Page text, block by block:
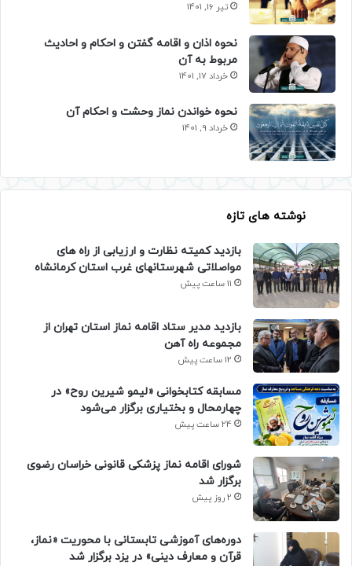
تیر 16, 1401
نحوه اذان و اقامه گفتن و احکام و احادیث
مربوط به آن
خرداد 17, 1401
نحوه خواندن نماز وحشت و احکام آن
خرداد 9, 1401
نوشته های تازه
بازدید کمیته نظارت و ارزیابی از راه های
مواصلاتی شهرستانهای غرب استان کرمانشاه
11 ساعت پیش
بازدید مدیر ستاد اقامه نماز استان تهران از
مجموعه راه آهن
12 ساعت پیش
مسابقه کتابخوانی «لیمو شیرین روح» در
چهارمحال و بختیاری برگزار می‌شود
24 ساعت پیش
شورای اقامه نماز پزشکی قانونی خراسان رضوی
برگزار شد
2 روز پیش
دوره‌های آموزشی تابستانی با محوریت «نماز،
قرآن و معارف دینی» در یزد برگزار شد